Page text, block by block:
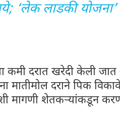
‘लेक लाडकी
कमी दरात खरेदी केली
मातीमोल दराने पिक
मागणी शेतकऱ्यांकडून